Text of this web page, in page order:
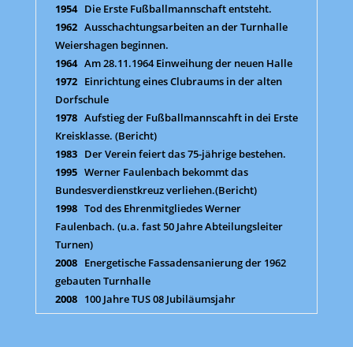
1954 Die Erste Fußballmannschaft entsteht.
1962 Ausschachtungsarbeiten an der Turnhalle
Weiershagen beginnen.
1964 Am 28.11.1964 Einweihung der neuen Halle
1972 Einrichtung eines Clubraums in der alten
Dorfschule
1978 Aufstieg der Fußballmannscahft in dei Erste
Kreisklasse. (Bericht)
1983 Der Verein feiert das 75-jährige bestehen.
1995 Werner Faulenbach bekommt das
Bundesverdienstkreuz verliehen.(Bericht)
1998 Tod des Ehrenmitgliedes Werner
Faulenbach. (u.a. fast 50 Jahre Abteilungsleiter
Turnen)
2008 Energetische Fassadensanierung der 1962
gebauten Turnhalle
2008 100 Jahre TUS 08 Jubiläumsjahr